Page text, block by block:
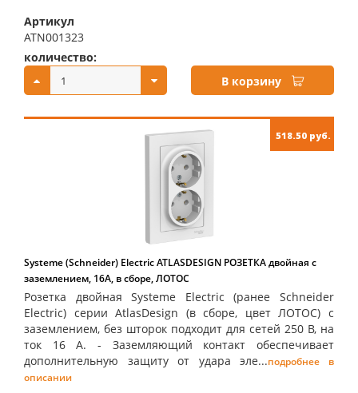
Артикул
ATN001323
количество:
В корзину
518.50 руб.
Systeme (Schneider) Electric ATLASDESIGN РОЗЕТКА двойная с
заземлением, 16А, в сборе, ЛОТОС
Розетка двойная Systeme Electric (ранее Schneider
Electric) серии AtlasDesign (в сборе, цвет ЛОТОС) с
заземлением, без шторок подходит для сетей 250 В, на
ток 16 А. - Заземляющий контакт обеспечивает
дополнительную защиту от удара эле...подробнее в
описании